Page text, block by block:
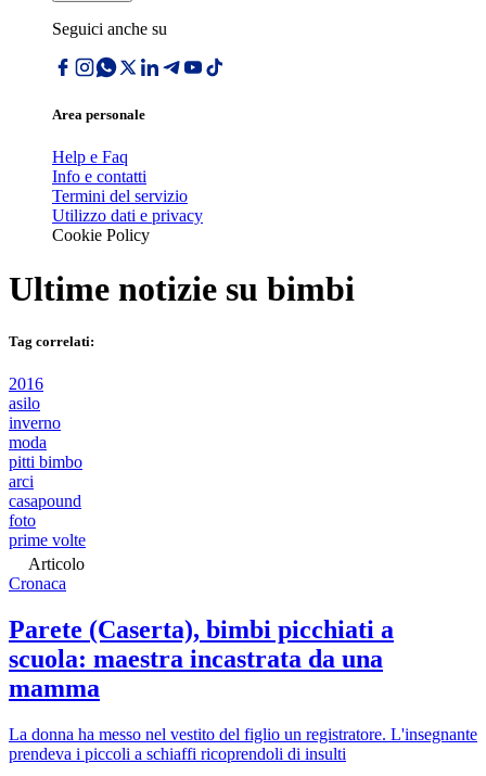
Seguici anche su
Area personale
Help e Faq
Info e contatti
Termini del servizio
Utilizzo dati e privacy
Cookie Policy
Ultime notizie su bimbi
Tag correlati:
2016
asilo
inverno
moda
pitti bimbo
arci
casapound
foto
prime volte
Articolo
Cronaca
Parete (Caserta), bimbi picchiati a
scuola: maestra incastrata da una
mamma
La donna ha messo nel vestito del figlio un registratore. L'insegnante
prendeva i piccoli a schiaffi ricoprendoli di insulti